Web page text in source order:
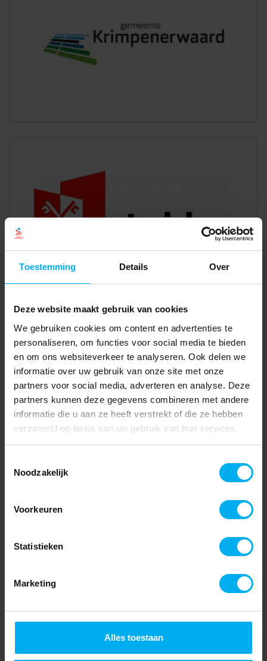
Toestemming Details Over
Deze website maakt gebruik van cookies
We gebruiken cookies om content en advertenties te
personaliseren, om functies voor social media te bieden
en om ons websiteverkeer te analyseren. Ook delen we
informatie over uw gebruik van onze site met onze
partners voor social media, adverteren en analyse. Deze
partners kunnen deze gegevens combineren met andere
informatie die u aan ze heeft verstrekt of die ze hebben
verzameld op basis van uw gebruik van hun services.
Noodzakelijk
Voorkeuren
Statistieken
Marketing
Alles toestaan